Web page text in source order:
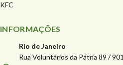
KFC
INFORMAÇÕES
Rio de Janeiro
Rua Voluntários da Pátria 89 / 901